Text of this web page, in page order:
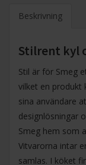
Beskrivning
Stilrent kyl
Stil är för Smeg
vilket en produkt
sina användare
designlösningar
Smeg hem som
Vitvarorna intar
samlas. I köket